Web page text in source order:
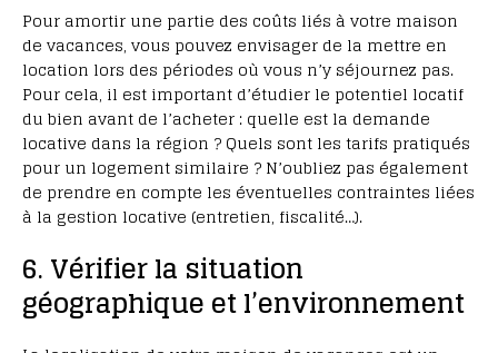
Pour amortir une partie des coûts liés à votre maison
de vacances, vous pouvez envisager de la mettre en
location lors des périodes où vous n’y séjournez pas.
Pour cela, il est important d’étudier le potentiel locatif
du bien avant de l’acheter : quelle est la demande
locative dans la région ? Quels sont les tarifs pratiqués
pour un logement similaire ? N’oubliez pas également
de prendre en compte les éventuelles contraintes liées
à la gestion locative (entretien, fiscalité…).
6. Vérifier la situation
géographique et l’environnement